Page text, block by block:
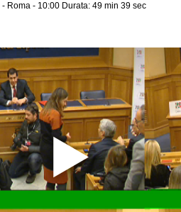
| - Roma - 10:00 Durata: 49 min 39 sec